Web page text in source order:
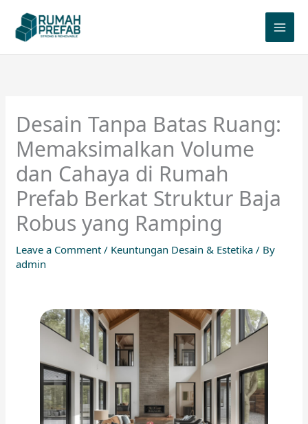
content
Desain Tanpa Batas Ruang:
Memaksimalkan Volume
dan Cahaya di Rumah
Prefab Berkat Struktur Baja
Robus yang Ramping
Leave a Comment / Keuntungan Desain & Estetika / By
admin